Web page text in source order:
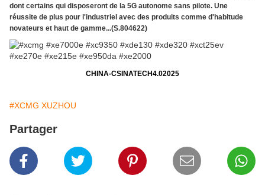
dont certains qui disposeront de la 5G autonome sans pilote. Une
réussite de plus pour l'industriel avec des produits comme d'habitude
novateurs et haut de gamme...(S.804622)
CHINA-CSINATECH4.02025
#XCMG XUZHOU
Partager